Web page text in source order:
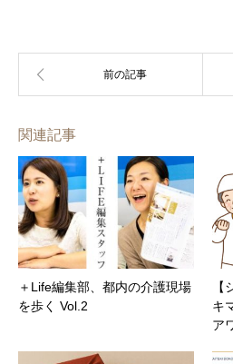
関連記事
＋Life編集部、都内の介護現場
を歩く Vol.2
キ
ア